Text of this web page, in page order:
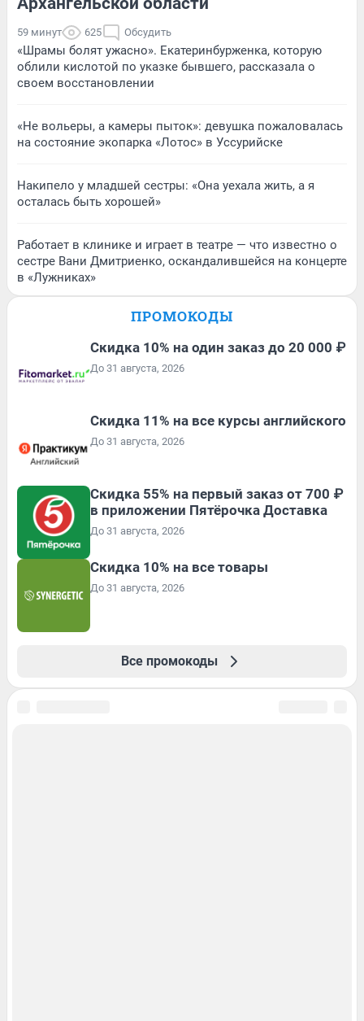
59 минут 625 Обсудить
«Шрамы болят ужасно». Екатеринбурженка, которую
облили кислотой по указке бывшего, рассказала о
своем восстановлении
«Не вольеры, а камеры пыток»: девушка пожаловалась
на состояние экопарка «Лотос» в Уссурийске
Накипело у младшей сестры: «Она уехала жить, а я
осталась быть хорошей»
Работает в клинике и играет в театре — что известно о
сестре Вани Дмитриенко, оскандалившейся на концерте
в «Лужниках»
ПРОМОКОДЫ
Скидка 10% на один заказ до 20 000 ₽
До 31 августа, 2026
Скидка 11% на все курсы английского
До 31 августа, 2026
Скидка 55% на первый заказ от 700 ₽
в приложении Пятёрочка Доставка
До 31 августа, 2026
Скидка 10% на все товары
До 31 августа, 2026
Все промокоды